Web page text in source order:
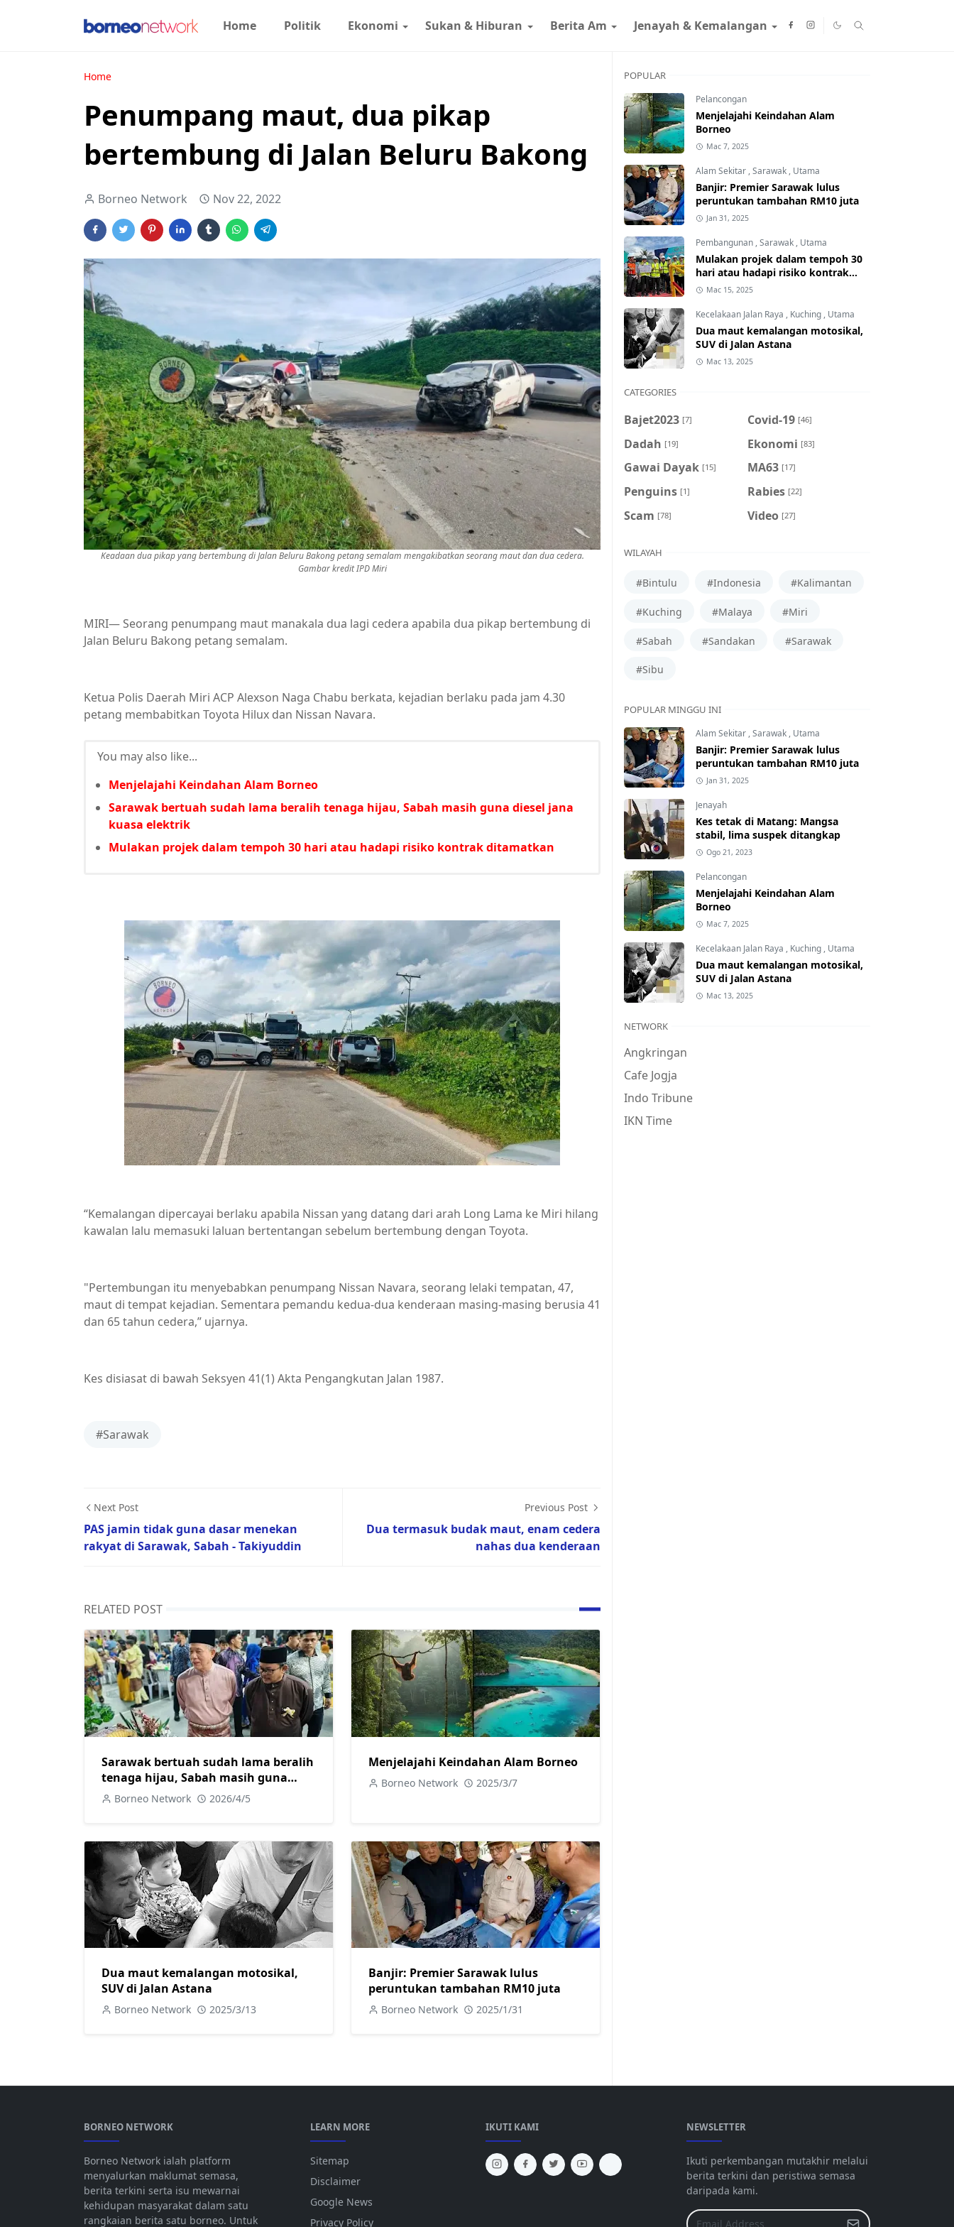
Home Politik Ekonomi Sukan & Hiburan Berita Am Jenayah & Kemalangan
Home
Penumpang maut, dua pikap
bertembung di Jalan Beluru Bakong
Borneo Network Nov 22, 2022
Keadaan dua pikap yang bertembung di Jalan Beluru Bakong petang semalam mengakibatkan seorang maut dan dua cedera.
Gambar kredit IPD Miri
MIRI— Seorang penumpang maut manakala dua lagi cedera apabila dua pikap bertembung di
Jalan Beluru Bakong petang semalam.
Ketua Polis Daerah Miri ACP Alexson Naga Chabu berkata, kejadian berlaku pada jam 4.30
petang membabitkan Toyota Hilux dan Nissan Navara.
You may also like...
Menjelajahi Keindahan Alam Borneo
Sarawak bertuah sudah lama beralih tenaga hijau, Sabah masih guna diesel jana
kuasa elektrik
Mulakan projek dalam tempoh 30 hari atau hadapi risiko kontrak ditamatkan
“Kemalangan dipercayai berlaku apabila Nissan yang datang dari arah Long Lama ke Miri hilang
kawalan lalu memasuki laluan bertentangan sebelum bertembung dengan Toyota.
"Pertembungan itu menyebabkan penumpang Nissan Navara, seorang lelaki tempatan, 47,
maut di tempat kejadian. Sementara pemandu kedua-dua kenderaan masing-masing berusia 41
dan 65 tahun cedera,” ujarnya.
Kes disiasat di bawah Seksyen 41(1) Akta Pengangkutan Jalan 1987.
#Sarawak
Next Post
PAS jamin tidak guna dasar menekan
rakyat di Sarawak, Sabah - Takiyuddin
Previous Post
Dua termasuk budak maut, enam cedera
nahas dua kenderaan
RELATED POST
Sarawak bertuah sudah lama beralih
tenaga hijau, Sabah masih guna
diesel jana kuasa elektrik
Borneo Network 2026/4/5
Menjelajahi Keindahan Alam Borneo
Borneo Network 2025/3/7
Dua maut kemalangan motosikal,
SUV di Jalan Astana
Borneo Network 2025/3/13
Banjir: Premier Sarawak lulus
peruntukan tambahan RM10 juta
Borneo Network 2025/1/31
POPULAR
Pelancongan
Menjelajahi Keindahan Alam
Borneo
Mac 7, 2025
Alam Sekitar ,Sarawak , Utama
Banjir: Premier Sarawak lulus
peruntukan tambahan RM10 juta
Jan 31, 2025
Pembangunan ,Sarawak , Utama
Mulakan projek dalam tempoh 30
hari atau hadapi risiko kontrak
ditamatkan
Mac 15, 2025
Kecelakaan Jalan Raya , Kuching , Utama
Dua maut kemalangan motosikal,
SUV di Jalan Astana
Mac 13, 2025
CATEGORIES
Bajet2023 [7] Covid-19 [46]
Dadah [19] Ekonomi [83]
Gawai Dayak [15] MA63 [17]
Penguins [1] Rabies [22]
Scam [78] Video [27]
WILAYAH
#Bintulu #Indonesia #Kalimantan
#Kuching #Malaya #Miri
#Sabah #Sandakan #Sarawak
#Sibu
POPULAR MINGGU INI
Alam Sekitar ,Sarawak , Utama
Banjir: Premier Sarawak lulus
peruntukan tambahan RM10 juta
Jan 31, 2025
Jenayah
Kes tetak di Matang: Mangsa
stabil, lima suspek ditangkap
Ogo 21, 2023
Pelancongan
Menjelajahi Keindahan Alam
Borneo
Mac 7, 2025
Kecelakaan Jalan Raya , Kuching , Utama
Dua maut kemalangan motosikal,
SUV di Jalan Astana
Mac 13, 2025
NETWORK
Angkringan
Cafe Jogja
Indo Tribune
IKN Time
BORNEO NETWORK
Borneo Network ialah platform
menyalurkan maklumat semasa,
berita terkini serta isu mewarnai
kehidupan masyarakat dalam satu
rangkaian berita satu borneo. Untuk
LEARN MORE
Sitemap
Disclaimer
Google News
Privacy Policy
IKUTI KAMI NEWSLETTER
Ikuti perkembangan mutakhir melalui
berita terkini dan peristiwa semasa
daripada kami.